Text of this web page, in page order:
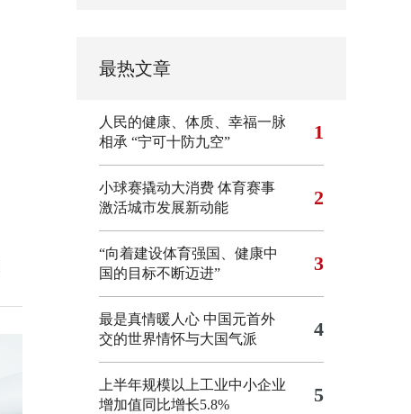
最热文章
人民的健康、体质、幸福一脉
相承 “宁可十防九空” 1
小球赛撬动大消费 体育赛事
激活城市发展新动能
2
“向着建设体育强国、健康中
国的目标不断迈进”
3
最是真情暖人心 中国元首外
交的世界情怀与大国气派
4
上半年规模以上工业中小企业
增加值同比增长5.8%
5